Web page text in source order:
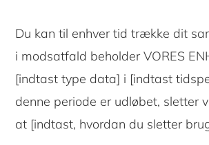
Du kan til enhver tid trække dit
i modsatfald beholder VORES
[indtast type data] i [indtast
denne periode er udløbet, sletter
at [indtast, hvordan du sletter